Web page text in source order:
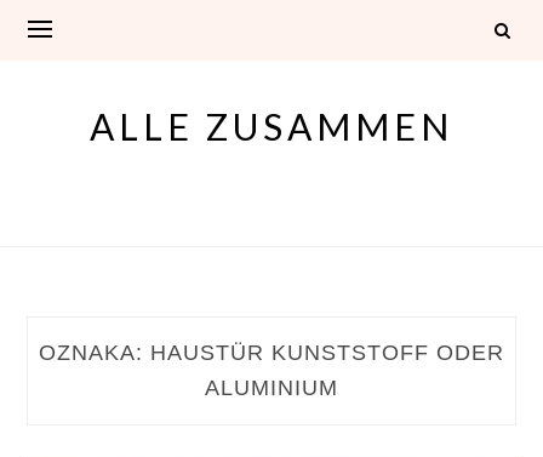
ALLE ZUSAMMEN
OZNAKA: HAUSTÜR KUNSTSTOFF ODER
ALUMINIUM